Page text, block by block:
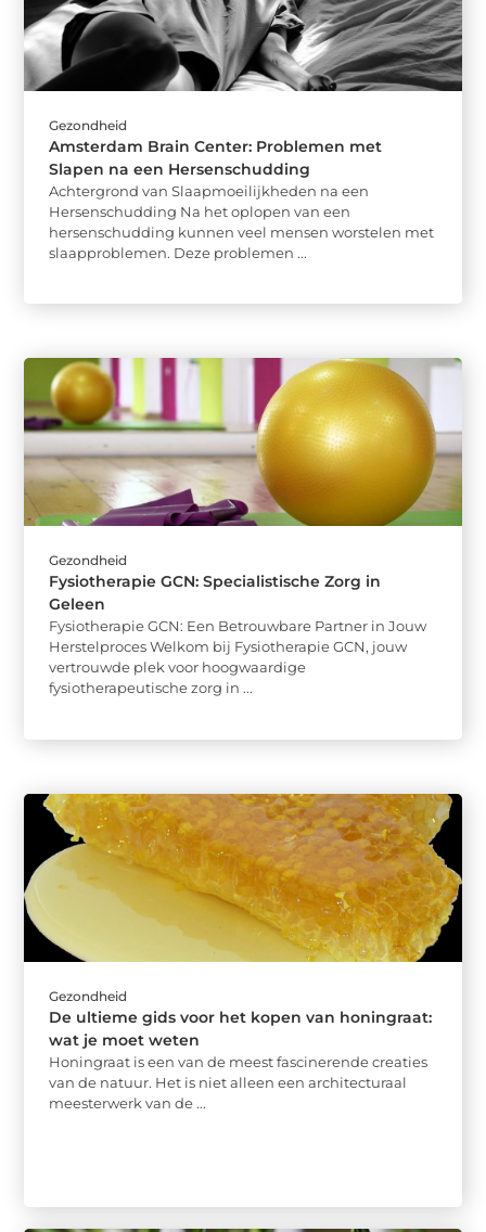
Gezondheid
Amsterdam Brain Center: Problemen met
Slapen na een Hersenschudding
Achtergrond van Slaapmoeilijkheden na een
Hersenschudding Na het oplopen van een
hersenschudding kunnen veel mensen worstelen met
slaapproblemen. Deze problemen ...
Gezondheid
Fysiotherapie GCN: Specialistische Zorg in
Geleen
Fysiotherapie GCN: Een Betrouwbare Partner in Jouw
Herstelproces Welkom bij Fysiotherapie GCN, jouw
vertrouwde plek voor hoogwaardige
fysiotherapeutische zorg in ...
Gezondheid
De ultieme gids voor het kopen van honingraat:
wat je moet weten
Honingraat is een van de meest fascinerende creaties
van de natuur. Het is niet alleen een architecturaal
meesterwerk van de ...